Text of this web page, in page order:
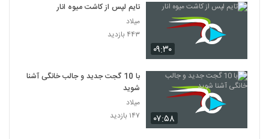
۰۹:۳۰
تایم لپس از کاشت میوه انار
میلاد
۴۴۳ بازدید
۰۷:۵۸
با 10 گجت جدید و جالب خانگی آشنا
شوید
میلاد
۱۴۷ بازدید